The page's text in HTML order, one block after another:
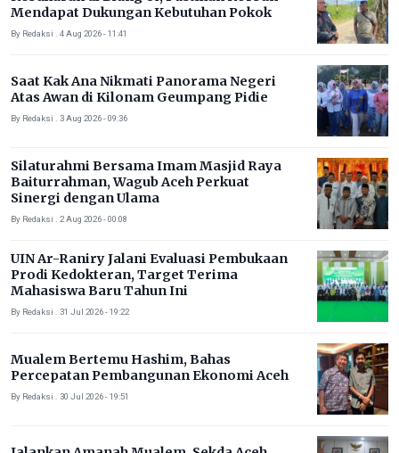
Mendapat Dukungan Kebutuhan Pokok
By Redaksi . 4 Aug 2026 - 11:41
Saat Kak Ana Nikmati Panorama Negeri
Atas Awan di Kilonam Geumpang Pidie
By Redaksi . 3 Aug 2026 - 09:36
Silaturahmi Bersama Imam Masjid Raya
Baiturrahman, Wagub Aceh Perkuat
Sinergi dengan Ulama
By Redaksi . 2 Aug 2026 - 00:08
UIN Ar-Raniry Jalani Evaluasi Pembukaan
Prodi Kedokteran, Target Terima
Mahasiswa Baru Tahun Ini
By Redaksi . 31 Jul 2026 - 19:22
Mualem Bertemu Hashim, Bahas
Percepatan Pembangunan Ekonomi Aceh
By Redaksi . 30 Jul 2026 - 19:51